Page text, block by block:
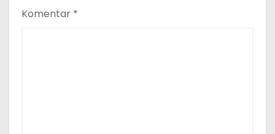
Komentar *